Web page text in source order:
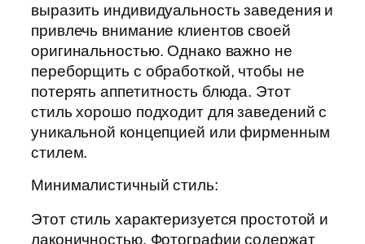
выразить индивидуальность заведения и
привлечь внимание клиентов своей
оригинальностью. Однако важно не
переборщить с обработкой, чтобы не
потерять аппетитность блюда. Этот
стиль хорошо подходит для заведений с
уникальной концепцией или фирменным
стилем.
Минималистичный стиль:
Этот стиль характеризуется простотой и
лаконичностью. Фотографии содержат